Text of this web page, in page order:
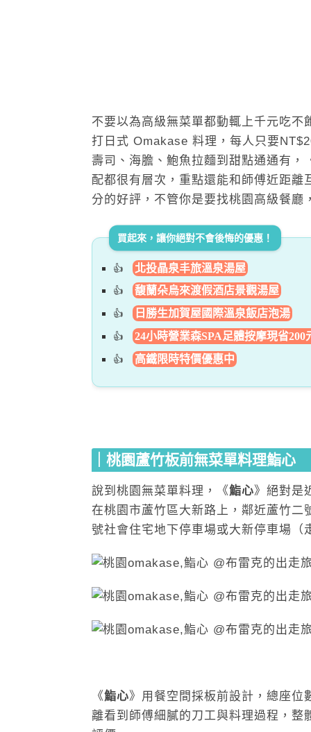
不要以為高級無菜單都動輒上千元吃不
打日式 Omakase 料理，每人只要
壽司、海膽、鮑魚拉麵到甜點通通有，
配都很有層次，重點還能和師傅近距離
分的好評，不管你是要找桃園高級餐
買起來，讓你絕對不會後悔的優惠！
北投晶泉丰旅溫泉湯屋
馥蘭朵烏來渡假酒店景觀湯屋
日勝生加賀屋國際溫泉飯店泡湯
24小時營業森SPA足體按摩現省200
高鐵限時特價優惠中
｜桃園蘆竹板前無菜單料理鮨心
說到桃園無菜單料理，《鮨心》絕對是
在桃園市蘆竹區大新路上，鄰近蘆竹
號社會住宅地下停車場或大新停車場（
《鮨心》用餐空間採板前設計，總座位
離看到師傅細膩的刀工與料理過程，